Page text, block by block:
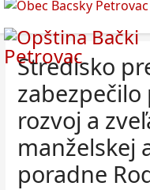
Stredisko
rozvoj a
manželskej
poradne